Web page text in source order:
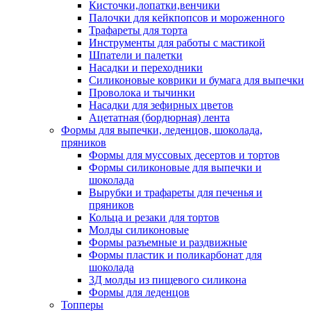
Кисточки,лопатки,венчики
Палочки для кейкпопсов и мороженного
Трафареты для торта
Инструменты для работы с мастикой
Шпатели и палетки
Насадки и переходники
Силиконовые коврики и бумага для выпечки
Проволока и тычинки
Насадки для зефирных цветов
Ацетатная (бордюрная) лента
Формы для выпечки, леденцов, шоколада,
пряников
Формы для муссовых десертов и тортов
Формы силиконовые для выпечки и
шоколада
Вырубки и трафареты для печенья и
пряников
Кольца и резаки для тортов
Молды силиконовые
Формы разъемные и раздвижные
Формы пластик и поликарбонат для
шоколада
3Д молды из пищевого силикона
Формы для леденцов
Топперы